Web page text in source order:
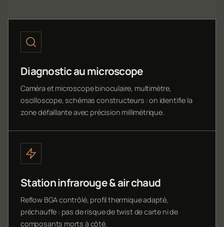
Diagnostic au microscope
Caméra et microscope binoculaire, multimètre,
oscilloscope, schémas constructeurs : on identifie la
zone défaillante avec précision millimétrique.
Station infrarouge & air chaud
Reflow BGA contrôlé, profil thermique adapté,
préchauffe : pas de risque de twist de carte ni de
composants morts à côté.